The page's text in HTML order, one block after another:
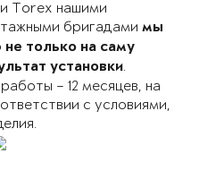
Torex нашими
бригадами мы
только на саму
установки.
– 12 месяцев, на
с условиями,